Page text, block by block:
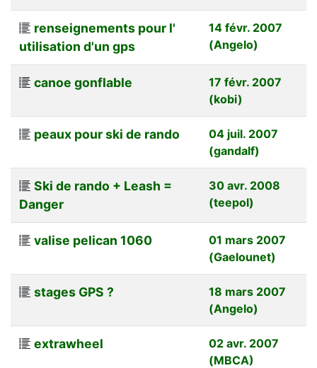
renseignements pour l'
utilisation d'un gps
14 févr. 2007
(Angelo)
canoe gonflable
17 févr. 2007
(kobi)
peaux pour ski de rando
04 juil. 2007
(gandalf)
Ski de rando + Leash =
Danger
30 avr. 2008
(teepol)
valise pelican 1060
01 mars 2007
(Gaelounet)
stages GPS ?
18 mars 2007
(Angelo)
extrawheel
02 avr. 2007
(MBCA)